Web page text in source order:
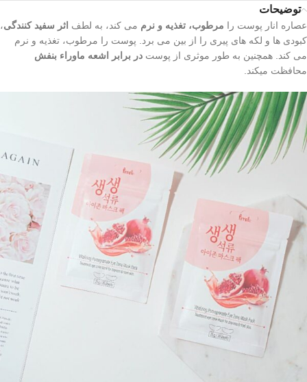
توضیحات
عصاره انار پوست را مرطوب، تغذیه و نرم می کند، به لطف اثر سفید کنندگی،
کبودی ها و لکه های پیری را از بین می برد. پوست را مرطوب، تغذیه و نرم
می کند. همچنین به طور موثری از پوست در برابر اشعه ماوراء بنفش
محافظت میکند.